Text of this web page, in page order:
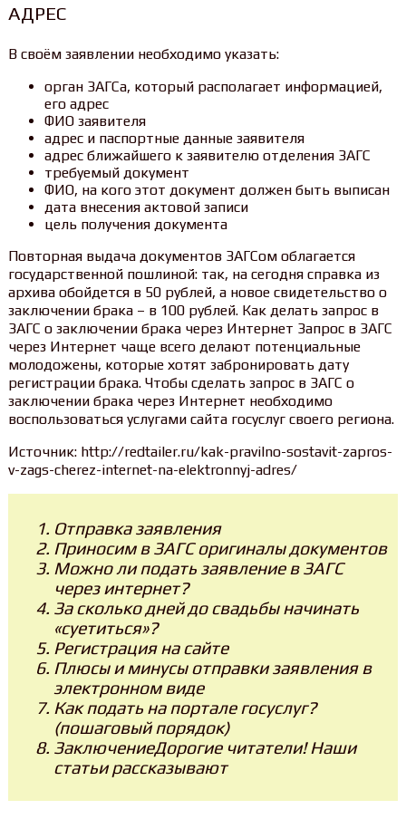
АДРЕС
В своём заявлении необходимо указать:
орган ЗАГСа, который располагает информацией,
его адрес
ФИО заявителя
адрес и паспортные данные заявителя
адрес ближайшего к заявителю отделения ЗАГС
требуемый документ
ФИО, на кого этот документ должен быть выписан
дата внесения актовой записи
цель получения документа
Повторная выдача документов ЗАГСом облагается
государственной пошлиной: так, на сегодня справка из
архива обойдется в 50 рублей, а новое свидетельство о
заключении брака – в 100 рублей. Как делать запрос в
ЗАГС о заключении брака через Интернет Запрос в ЗАГС
через Интернет чаще всего делают потенциальные
молодожены, которые хотят забронировать дату
регистрации брака. Чтобы сделать запрос в ЗАГС о
заключении брака через Интернет необходимо
воспользоваться услугами сайта госуслуг своего региона.
Источник: http://redtailer.ru/kak-pravilno-sostavit-zapros-
v-zags-cherez-internet-na-elektronnyj-adres/
Отправка заявления
Приносим в ЗАГС оригиналы документов
Можно ли подать заявление в ЗАГС
через интернет?
За сколько дней до свадьбы начинать
«суетиться»?
Регистрация на сайте
Плюсы и минусы отправки заявления в
электронном виде
Как подать на портале госуслуг?
(пошаговый порядок)
ЗаключениеДорогие читатели! Наши
статьи рассказывают